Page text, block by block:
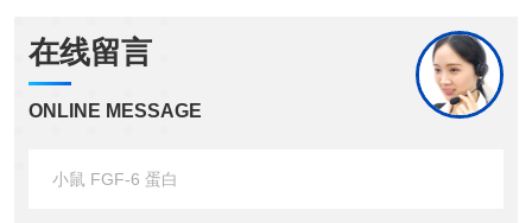
在线留言
ONLINE MESSAGE